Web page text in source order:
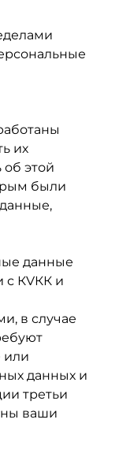
их
этой
были
данные
с КVКК и
в случае
или
данных и
третьи
ваши